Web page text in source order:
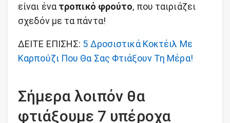
είναι ένατροπικό φρούτο, που ταιριάζει
σχεδόν με τα πάντα!
ΔΕΙΤΕ ΕΠΙΣΗΣ: 5 Δροσιστικά Κοκτέιλ Με
Καρπούζι Που Θα Σας Φτιάξουν Τη Μέρα!
Σήμερα λοιπόν θα
φτιάξουμε 7 υπέροχα